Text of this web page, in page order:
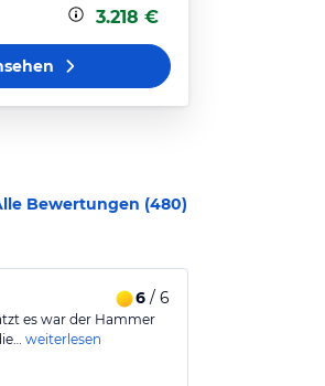
3.218 €
Bewertungen (480)
6/ 6
es war der Hammer
weiterlesen